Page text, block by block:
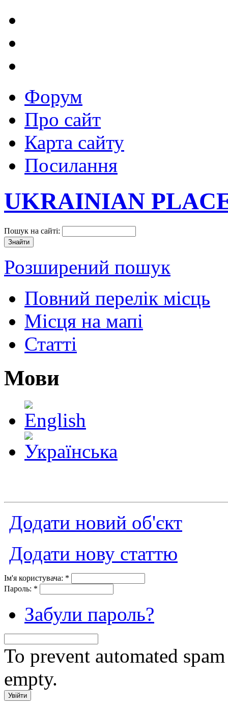
Форум
Про сайт
Карта сайту
Посилання
UKRAINIAN
Пошук на сайті:
Розширений пошук
Повний перелік місць
Місця на мапі
Статті
Мови
Додати новий об'єкт
Додати нову статтю
Ім'я користувача: *
Пароль: *
Забули пароль?
To prevent automated
empty.